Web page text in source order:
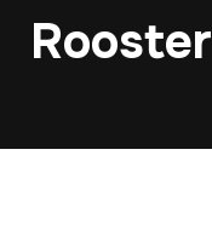
Rooster